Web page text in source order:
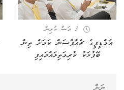
3 މަސް ކުރިން
އެމްޑީޕީގެ ޗެއާޕާސަން ކަމަށް ތިން
ބޭފުޅަކު ކުރިމަތިލައްވައިފި